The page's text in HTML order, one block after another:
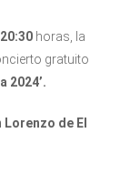
horas, la
gratuito
2024’.
Lorenzo de El